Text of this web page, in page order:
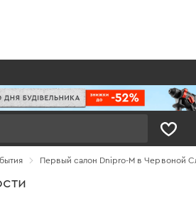
Первый салон Dnipro-M в Червоной